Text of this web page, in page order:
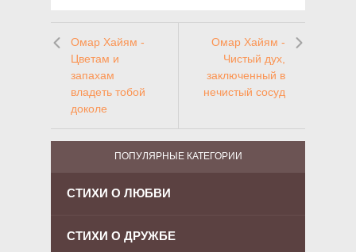
Омар Хайям -
Цветам и
запахам
владеть тобой
доколе
Омар Хайям -
Чистый дух,
заключенный в
нечистый сосуд
ПОПУЛЯРНЫЕ КАТЕГОРИИ
СТИХИ О ЛЮБВИ
СТИХИ О ДРУЖБЕ